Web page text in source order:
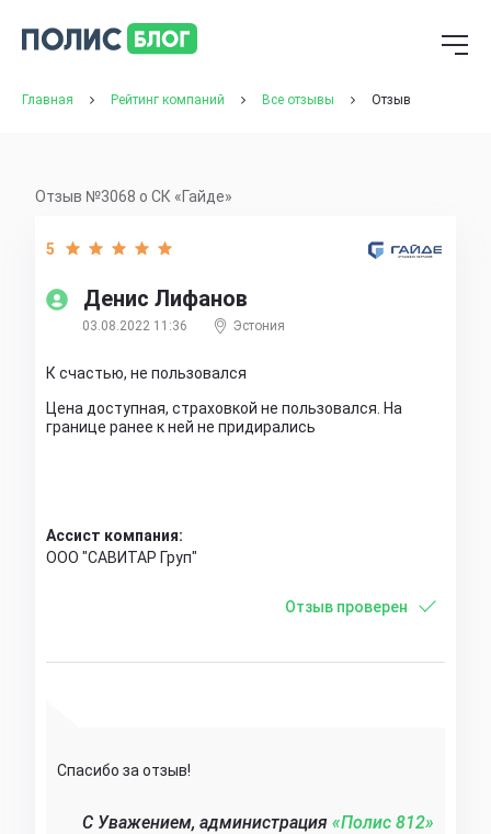
Главная Рейтинг компаний Все отзывы Отзыв
Отзыв №3068 о СК «Гайде»
Денис Лифанов
5
03.08.2022 11:36 Эстония
К счастью, не пользовался
Цена доступная, страховкой не пользовался. На
границе ранее к ней не придирались
Ассист компания:
ООО "САВИТАР Груп"
Отзыв проверен
Спасибо за отзыв!
C Уважением, администрация «Полис 812»‎